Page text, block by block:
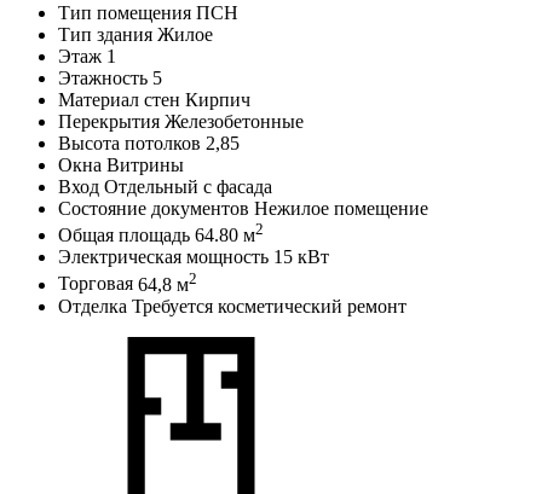
Тип помещения ПСН
Тип здания Жилое
Этаж 1
Этажность 5
Материал стен Кирпич
Перекрытия Железобетонные
Высота потолков 2,85
Окна Витрины
Вход Отдельный с фасада
Состояние документов Нежилое помещение
Общая площадь 64.80 м2
Электрическая мощность 15 кВт
Торговая 64,8 м2
Отделка Требуется косметический ремонт